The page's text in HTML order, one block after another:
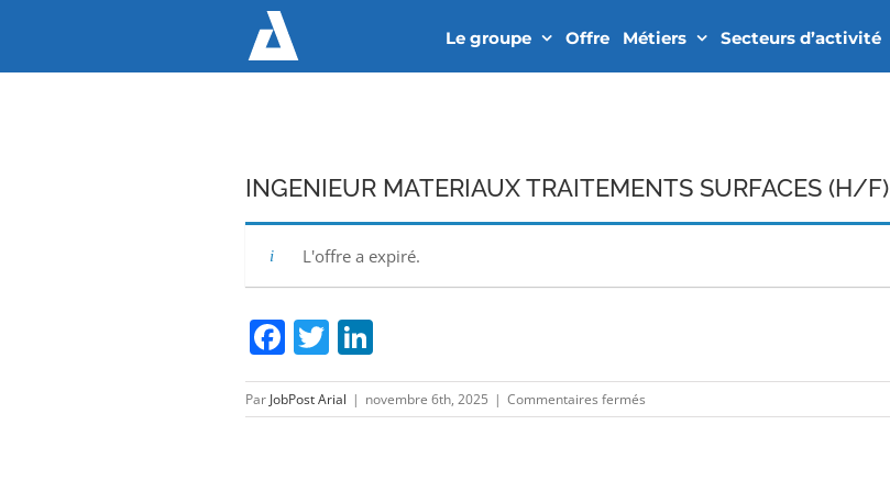
contenu
Le groupe Offre Métiers Secteurs d’activité
INGENIEUR MATERIAUX TRAITEMENTS SURFACES (H/F)
L'offre a expiré.
Facebook
TwitterLinkedIn
Par JobPost Arial | novembre 6th, 2025 | Commentaires ferméssur
INGENIEUR